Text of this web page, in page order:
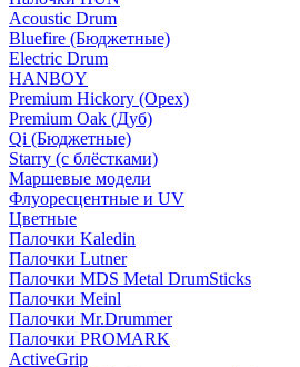
Acoustic Drum
Bluefire (Бюджетные)
Electric Drum
HANBOY
Premium Hickory (Орех)
Premium Oak (Дуб)
Qi (Бюджетные)
Starry (с блёстками)
Маршевые модели
Флуоресцентные и UV
Цветные
Палочки Kaledin
Палочки Lutner
Палочки MDS Metal DrumSticks
Палочки Meinl
Палочки Mr.Drummer
Палочки PROMARK
ActiveGrip